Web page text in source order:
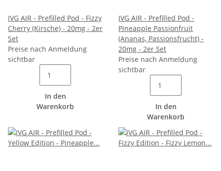
IVG AIR - Prefilled Pod - Fizzy
Cherry (Kirsche) - 20mg - 2er
Set
Preise nach Anmeldung
sichtbar
In den
Warenkorb
IVG AIR - Prefilled Pod -
Pineapple Passionfruit
(Ananas, Passionsfrucht) -
20mg - 2er Set
Preise nach Anmeldung
sichtbar
In den
Warenkorb